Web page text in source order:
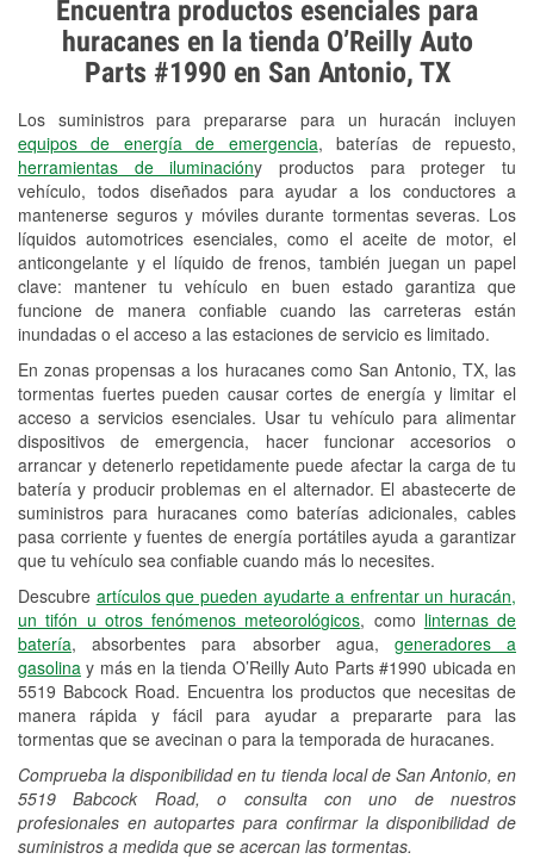
Encuentra productos esenciales para
huracanes en la tienda O’Reilly Auto
Parts #1990 en San Antonio, TX
Los suministros para prepararse para un huracán incluyen
equipos de energía de emergencia, baterías de repuesto,
herramientas de iluminacióny productos para proteger tu
vehículo, todos diseñados para ayudar a los conductores a
mantenerse seguros y móviles durante tormentas severas. Los
líquidos automotrices esenciales, como el aceite de motor, el
anticongelante y el líquido de frenos, también juegan un papel
clave: mantener tu vehículo en buen estado garantiza que
funcione de manera confiable cuando las carreteras están
inundadas o el acceso a las estaciones de servicio es limitado.
En zonas propensas a los huracanes como San Antonio, TX, las
tormentas fuertes pueden causar cortes de energía y limitar el
acceso a servicios esenciales. Usar tu vehículo para alimentar
dispositivos de emergencia, hacer funcionar accesorios o
arrancar y detenerlo repetidamente puede afectar la carga de tu
batería y producir problemas en el alternador. El abastecerte de
suministros para huracanes como baterías adicionales, cables
pasa corriente y fuentes de energía portátiles ayuda a garantizar
que tu vehículo sea confiable cuando más lo necesites.
Descubre artículos que pueden ayudarte a enfrentar un huracán,
un tifón u otros fenómenos meteorológicos, como linternas de
batería, absorbentes para absorber agua, generadores a
gasolina y más en la tienda O’Reilly Auto Parts #1990 ubicada en
5519 Babcock Road. Encuentra los productos que necesitas de
manera rápida y fácil para ayudar a prepararte para las
tormentas que se avecinan o para la temporada de huracanes.
Comprueba la disponibilidad en tu tienda local de San Antonio, en
5519 Babcock Road, o consulta con uno de nuestros
profesionales en autopartes para confirmar la disponibilidad de
suministros a medida que se acercan las tormentas.
arrancadores
Revisión de la luz "Check Engine"
Reciclaje de baterías y aceite
Instalación de bombillas de faros
Instalación de limpiaparabrisas
Programa de Préstamo de
Herramientas
Rectificación de tambores y discos de
freno
Hurricane Supplies
Tornado Supplies
Conoce más